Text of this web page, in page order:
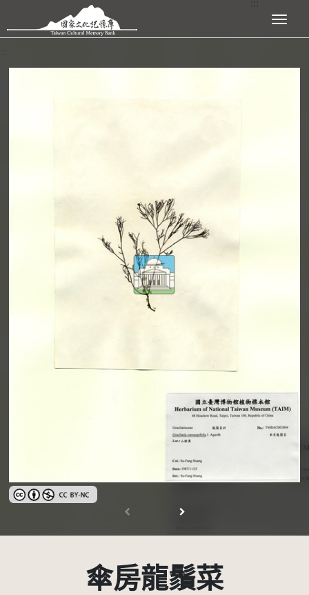
跳到主要內容區塊 展開選單
創用CC姓名標示-非商業性 3.0 台灣及其後版本(CC BY-NC 3.0 TW +)
傘房龍鬚菜